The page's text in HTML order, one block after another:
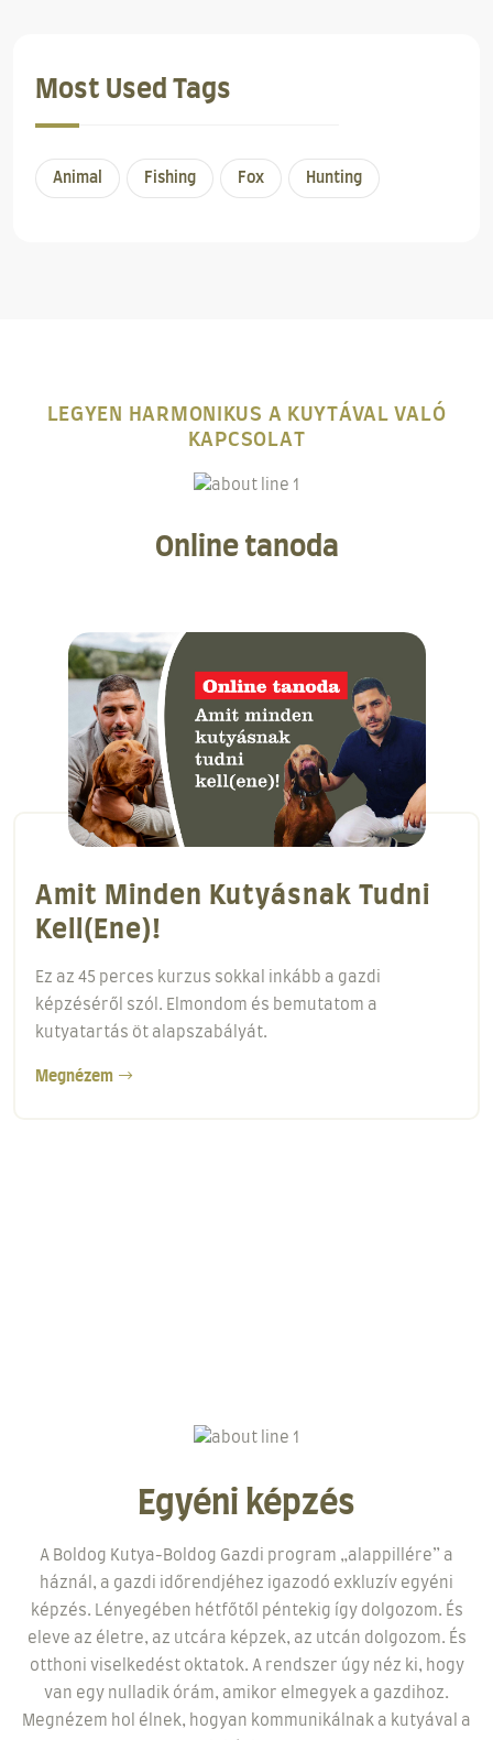
Most Used Tags
Animal Fishing Fox Hunting
LEGYEN HARMONIKUS A KUYTÁVAL VALÓ
KAPCSOLAT
Online tanoda
A Behívás Alapjai!
Minden képzés első lépése a behívás tanítása! A
behívás alapjai című kurzus egy 18 perces videós
anyag.
Megnézem
Egyéni képzés
A Boldog Kutya-Boldog Gazdi program „alappillére” a
háznál, a gazdi időrendjéhez igazodó exkluzív egyéni
képzés. Lényegében hétfőtől péntekig így dolgozom. És
eleve az életre, az utcára képzek, az utcán dolgozom. És
otthoni viselkedést oktatok. A rendszer úgy néz ki, hogy
van egy nulladik órám, amikor elmegyek a gazdihoz.
Megnézem hol élnek, hogyan kommunikálnak a kutyával a